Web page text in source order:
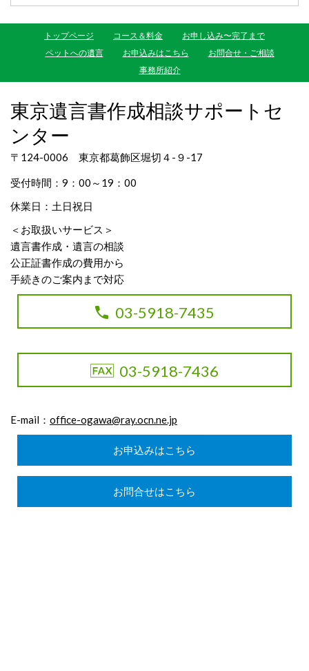
トップページ コース＆料金
お申し込み〜完了まで
ペットへの遺言
お申込みはこちら
お問合せ・ご相談
事務所紹介
東京遺言書作成相談サポートセ
ンター
〒124-0006 東京都葛飾区堀切４-９-17
受付時間：9：00～19：00
休業日：土日祝日
＜お取扱いサービス＞
遺言書作成・遺言の相談
公正証書作成の費用から
手続きのご案内まで対応
03-5918-7435
03-5918-7436
E-mail： office-ogawa@ray.ocn.ne.jp
お申込みはこちら
お問合せはこちら